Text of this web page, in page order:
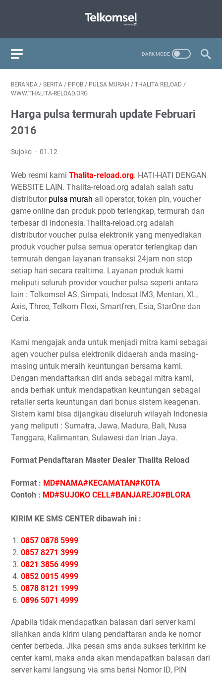
BERANDA / BERITA / PPOB / PULSA MURAH / THALITA RELOAD /
WWW.THALITA-RELOAD.ORG
Harga pulsa termurah update Februari
2016
Sujoko 01.12
Web resmi kami Thalita-reload.org. HATI-HATI DENGAN
WEBSITE LAIN. Thalita-reload.org adalah salah satu
distributor pulsa murah all operator, token pln, voucher
game online dan produk ppob terlengkap, termurah dan
terbesar di Indonesia.Thalita-reload.org adalah
distributor voucher pulsa elektronik yang menyediakan
produk voucher pulsa semua operator terlengkap dan
termurah dengan layanan transaksi 24jam non stop
setiap hari secara realtime. Layanan produk kami
meliputi seluruh provider voucher pulsa seperti antara
lain : Telkomsel AS, Simpati, Indosat IM3, Mentari, XL,
Axis, Three, Telkom Flexi, Smartfren, Esia, StarOne dan
Ceria.
Kami mengajak anda untuk menjadi mitra kami sebagai
agen voucher pulsa elektronik didaerah anda masing-
masing untuk meraih keuntungan bersama kami.
Dengan mendaftarkan diri anda sebagai mitra kami,
anda berhak untuk mendapatkan keuntungan sebagai
retailer serta keuntungan dari bonus sistem keagenan.
Sistem kami bisa dijangkau diseluruh wilayah Indonesia
yang meliputi : Sumatra, Jawa, Madura, Bali, Nusa
Tenggara, Kalimantan, Sulawesi dan Irian Jaya.
Format Pendaftaran Master Dealer Thalita Reload
Format : MD#NAMA#KECAMATAN#KOTA
Contoh : MD#SUJOKO CELL#BANJAREJO#BLORA
KIRIM KE SMS CENTER dibawah ini :
0857 0878 5999
0857 8271 3999
0821 3856 4999
0852 0015 4999
0878 8121 1999
0896 5071 4999
Apabila tidak mendapatkan balasan dari server kami
silahkan anda kirim ulang pendaftaran anda ke nomor
center berbeda. Jika pesan sms anda sukses terkirim ke
center kami, maka anda akan mendapatkan balasan dari
server kami langsung via sms berisi Nomor ID, PIN